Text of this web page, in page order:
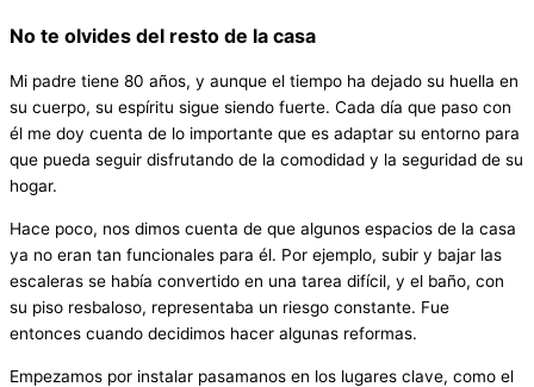
No te olvides del resto de la casa
Mi padre tiene 80 años, y aunque el tiempo ha dejado su huella en
su cuerpo, su espíritu sigue siendo fuerte. Cada día que paso con
él me doy cuenta de lo importante que es adaptar su entorno para
que pueda seguir disfrutando de la comodidad y la seguridad de su
hogar.
Hace poco, nos dimos cuenta de que algunos espacios de la casa
ya no eran tan funcionales para él. Por ejemplo, subir y bajar las
escaleras se había convertido en una tarea difícil, y el baño, con
su piso resbaloso, representaba un riesgo constante. Fue
entonces cuando decidimos hacer algunas reformas.
Empezamos por instalar pasamanos en los lugares clave, como el